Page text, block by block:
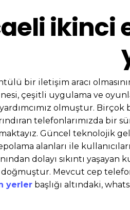
ikinci
bir iletişim aracı
çeşitli uygulama ve
olmuştur. Birçok
telefonlarımızda bir
Güncel teknolojik
alanları ile
dolayı sıkıntı
Mevcut cep
yerler başlığı altındaki,